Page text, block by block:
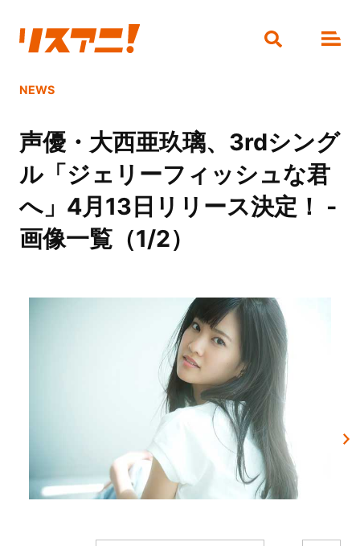
NEWS
声優・大西亜玖璃、3rdシング
ル「ジェリーフィッシュな君
へ」4月13日リリース決定！ -
画像一覧（1/2）